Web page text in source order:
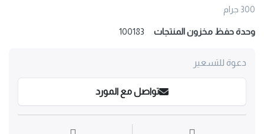
300 جرام
وحدة حفظ مخزون المنتجات 100183
دعوة للتسعير
تواصل مع المورد